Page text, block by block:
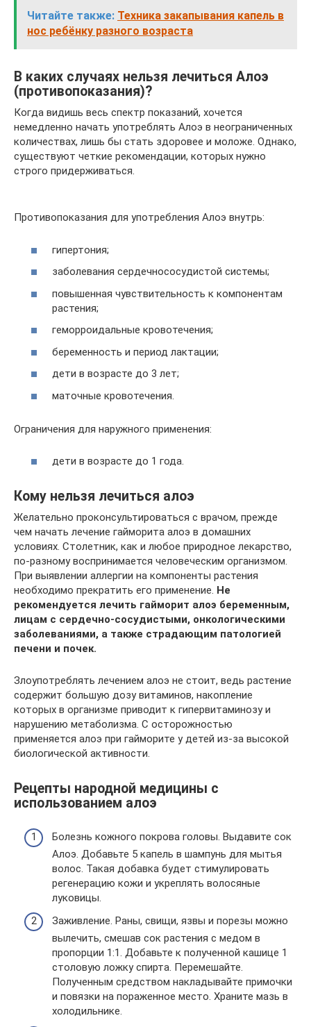
Читайте также: Техника закапывания капель в
нос ребёнку разного возраста
В каких случаях нельзя лечиться Алоэ
(противопоказания)?
Когда видишь весь спектр показаний, хочется
немедленно начать употреблять Алоэ в неограниченных
количествах, лишь бы стать здоровее и моложе. Однако,
существуют четкие рекомендации, которых нужно
строго придерживаться.
Противопоказания для употребления Алоэ внутрь:
гипертония;
заболевания сердечнососудистой системы;
повышенная чувствительность к компонентам
растения;
геморроидальные кровотечения;
беременность и период лактации;
дети в возрасте до 3 лет;
маточные кровотечения.
Ограничения для наружного применения:
дети в возрасте до 1 года.
Кому нельзя лечиться алоэ
Желательно проконсультироваться с врачом, прежде
чем начать лечение гайморита алоэ в домашних
условиях. Столетник, как и любое природное лекарство,
по-разному воспринимается человеческим организмом.
При выявлении аллергии на компоненты растения
необходимо прекратить его применение. Не
рекомендуется лечить гайморит алоэ беременным,
лицам с сердечно-сосудистыми, онкологическими
заболеваниями, а также страдающим патологией
печени и почек.
Злоупотреблять лечением алоэ не стоит, ведь растение
содержит большую дозу витаминов, накопление
которых в организме приводит к гипервитаминозу и
нарушению метаболизма. С осторожностью
применяется алоэ при гайморите у детей из-за высокой
биологической активности.
Рецепты народной медицины с
использованием алоэ
Болезнь кожного покрова головы. Выдавите сок
Алоэ. Добавьте 5 капель в шампунь для мытья
волос. Такая добавка будет стимулировать
регенерацию кожи и укреплять волосяные
луковицы.
Заживление. Раны, свищи, язвы и порезы можно
вылечить, смешав сок растения с медом в
пропорции 1:1. Добавьте к полученной кашице 1
столовую ложку спирта. Перемешайте.
Полученным средством накладывайте примочки
и повязки на пораженное место. Храните мазь в
холодильнике.